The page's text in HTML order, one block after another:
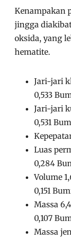
Kenampakan
jingga
oksida, yang
hematite.
Jari-jari
0,533
Jari-jari
0,531
Luas
0,284
Volume
0,151
Massa
0,107
Massa